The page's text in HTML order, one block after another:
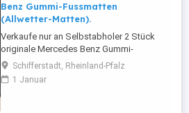
Benz Gummi-Fussmatten
(Allwetter-Matten).
Verkaufe nur an Selbstabholer 2 Stück
originale Mercedes Benz Gummi-
Fusmatten (Allwetter-Matten), passend für
MB GLA für Fahrer- und Beifahrerseite.
Matten haben Vorrichtung zum einklicken
Schifferstadt, Rheinland-Pfalz
1 Januar